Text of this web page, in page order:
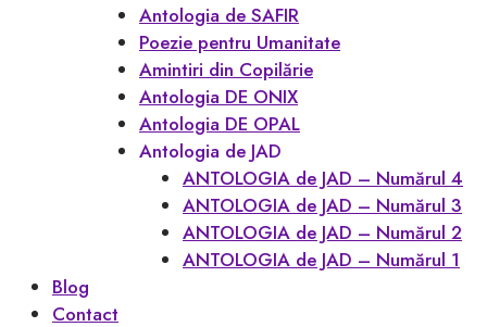
Antologia de SAFIR
Poezie pentru Umanitate
Amintiri din Copilărie
Antologia DE ONIX
Antologia DE OPAL
Antologia de JAD
ANTOLOGIA de JAD – Numărul 4
ANTOLOGIA de JAD – Numărul 3
ANTOLOGIA de JAD – Numărul 2
ANTOLOGIA de JAD – Numărul 1
Blog
Contact